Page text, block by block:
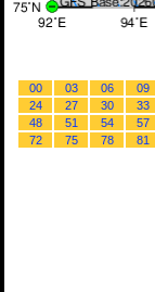
00 03 06 09
24
27 30 33
48
51 54 57
72
75 78 81